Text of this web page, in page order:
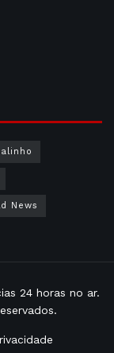
News
24 horas no ar.